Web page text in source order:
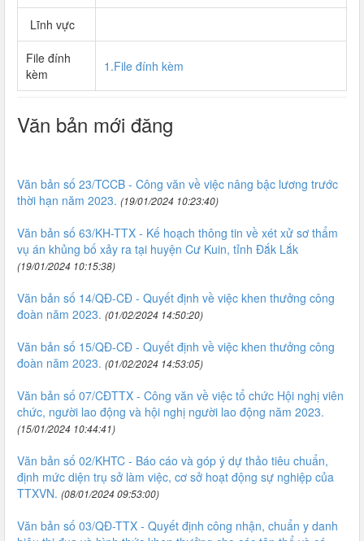
Lĩnh vực
File đính
kèm
1.File đính kèm
Văn bản mới đăng
Văn bản số 23/TCCB - Công văn về việc nâng bậc lương trước
thời hạn năm 2023. (19/01/2024 10:23:40)
Văn bản số 63/KH-TTX - Kế hoạch thông tin về xét xử sơ thẩm
vụ án khủng bố xảy ra tại huyện Cư Kuin, tỉnh Đắk Lắk
(19/01/2024 10:15:38)
Văn bản số 14/QĐ-CĐ - Quyết định về việc khen thưởng công
đoàn năm 2023. (01/02/2024 14:50:20)
Văn bản số 15/QĐ-CĐ - Quyết định về việc khen thưởng công
đoàn năm 2023. (01/02/2024 14:53:05)
Văn bản số 07/CĐTTX - Công văn về việc tổ chức Hội nghị viên
chức, người lao động và hội nghị người lao động năm 2023.
(15/01/2024 10:44:41)
Văn bản số 02/KHTC - Báo cáo và góp ý dự thảo tiêu chuẩn,
định mức diện trụ sở làm việc, cơ sở hoạt động sự nghiệp của
TTXVN. (08/01/2024 09:53:00)
Văn bản số 03/QĐ-TTX - Quyết định công nhận, chuẩn y danh